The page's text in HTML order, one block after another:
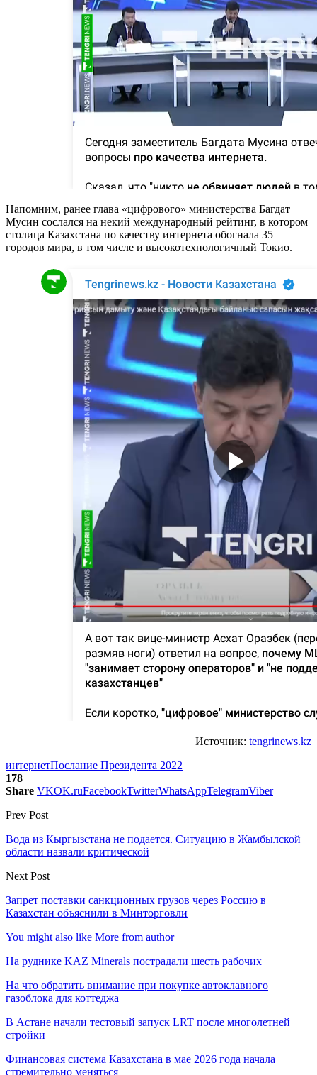
Напомним, ранее глава «цифрового» министерства Багдат
Мусин сослался на некий международный рейтинг, в котором
столица Казахстана по качеству интернета обогнала 35
городов мира, в том числе и высокотехнологичный Токио.
Источник: tengrinews.kz
интернетПослание Президента 2022
178
Share VKOK.ruFacebookTwitterWhatsAppTelegramViber
Prev Post
Вода из Кыргызстана не подается. Ситуацию в Жамбылской
области назвали критической
Next Post
Запрет поставки санкционных грузов через Россию в
Казахстан объяснили в Минторговли
You might also like More from author
На руднике KAZ Minerals пострадали шесть рабочих
На что обратить внимание при покупке автоклавного
газоблока для коттеджа
В Астане начали тестовый запуск LRT после многолетней
стройки
Финансовая система Казахстана в мае 2026 года начала
стремительно меняться